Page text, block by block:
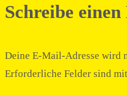
Schreibe
Deine E-Mail-Adresse wird
Erforderliche Felder sind mit